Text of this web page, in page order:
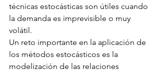
técnicas estocásticas son útiles cuando
la demanda es imprevisible o muy
volátil.
Un reto importante en la aplicación de
los métodos estocásticos es la
modelización de las relaciones